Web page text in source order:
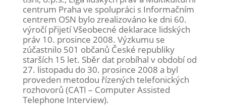
centrum Praha ve spolupráci s Informačním
centrem OSN bylo zrealizováno ke dni 60.
výročí přijetí Všeobecné deklarace lidských
práv 10. prosince 2008. Výzkumu se
zúčastnilo 501 občanů České republiky
starších 15 let. Sběr dat probíhal v období od
27. listopadu do 30. prosince 2008 a byl
proveden metodou řízených telefonických
rozhovorů (CATI – Computer Assisted
Telephone Interview).